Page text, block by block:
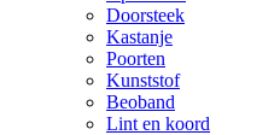
Doorsteek
Kastanje
Poorten
Kunststof
Beoband
Lint en koord